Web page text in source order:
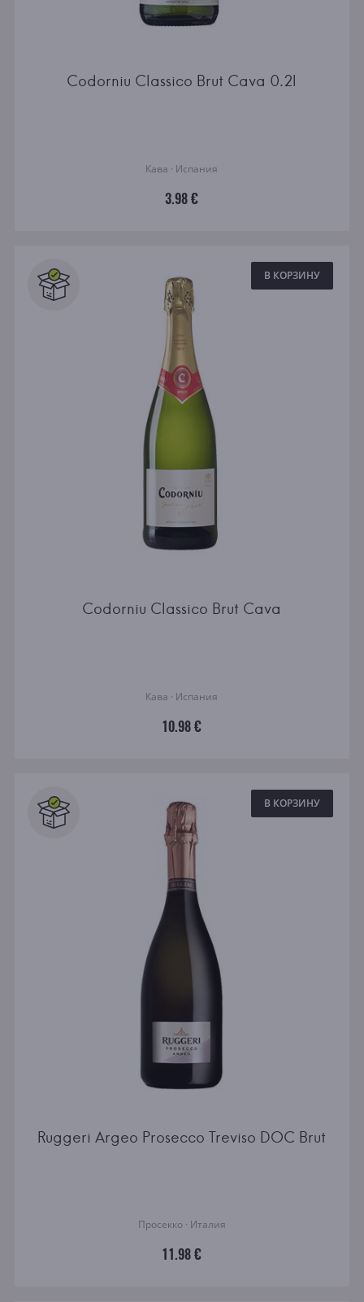
Codorniu Classico Brut Cava 0.2l
Кава · Испания
3.98 €
В КОРЗИНУ
Codorniu Classico Brut Cava
Кава · Испания
10.98 €
В КОРЗИНУ
Ruggeri Argeo Prosecco Treviso DOC Brut
Просекко · Италия
11.98 €